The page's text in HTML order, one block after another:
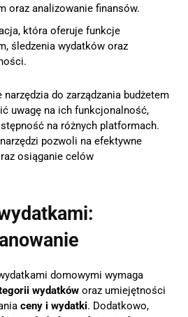
oraz analizowanie finansów.
która oferuje funkcje
śledzenia wydatków oraz
do zarządzania budżetem
uwagę na ich funkcjonalność,
na różnych platformach.
pozwoli na efektywne
osiąganie celów
domowymi wymaga
wydatków oraz umiejętności
ceny i wydatki. Dodatkowo,